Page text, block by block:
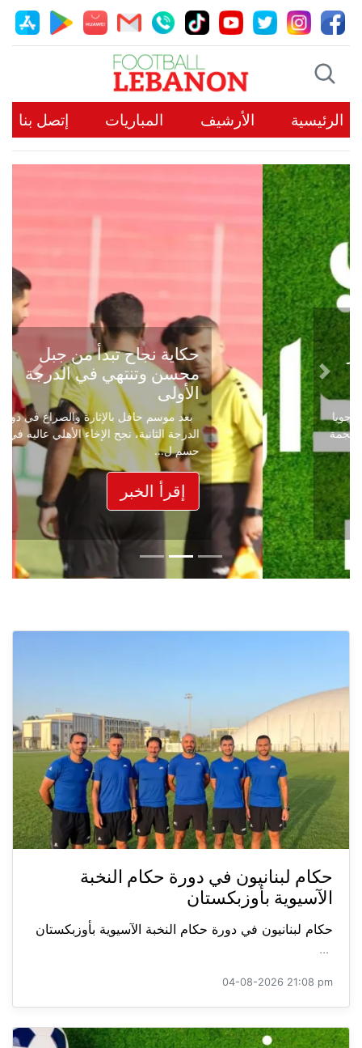
الرئيسية الأرشيف المباريات إتصل بنا
حكاية نجاح تبدأ من جبل
محسن وتنتهي في الدرجة
الأولى
بعد موسم حافل بالإثارة والصراع في دوري
الدرجة الثانية، نجح الإخاء الأهلي عاليه في
حسم ل...
إقرأ الخبر
Previous
Next
حكام لبنانيون في دورة حكام النخبة
الآسيوية بأوزبكستان
حكام لبنانيون في دورة حكام النخبة الآسيوية بأوزبكستان
...
04-08-2026 21:08 pm